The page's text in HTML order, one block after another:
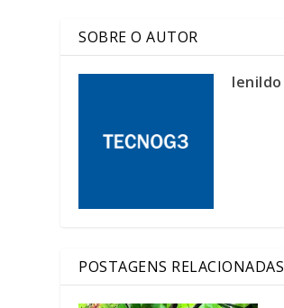
SOBRE O AUTOR
lenildo
POSTAGENS RELACIONADAS